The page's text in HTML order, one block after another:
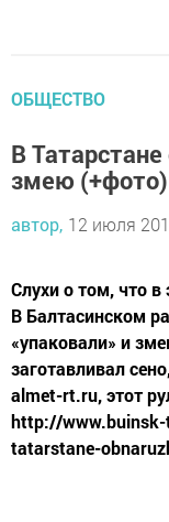
ОБЩЕСТВО
В
змею (+фото)
автор, 12 июля
Слухи о том, что
В Балтасинском
«упаковали» и
заготавливал
almet-rt.ru, этот
http://
tatarstane-